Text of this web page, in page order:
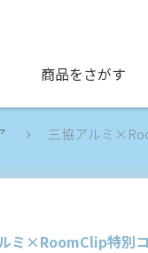
商品をさがす
三協アルミ
ミ×RoomClip特別